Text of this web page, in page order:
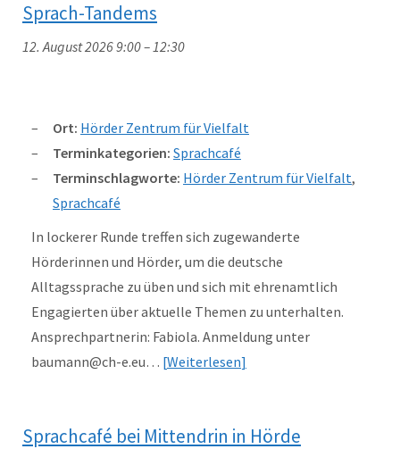
Sprach-Tandems
12. August 2026 9:00–12:30
Ort: Hörder Zentrum für Vielfalt
Terminkategorien: Sprachcafé
Terminschlagworte: Hörder Zentrum für Vielfalt,
Sprachcafé
In lockerer Runde treffen sich zugewanderte
Hörderinnen und Hörder, um die deutsche
Alltagssprache zu üben und sich mit ehrenamtlich
Engagierten über aktuelle Themen zu unterhalten.
Ansprechpartnerin: Fabiola. Anmeldung unter
baumann@ch-e.eu… Weiterlesen
Sprachcafé bei Mittendrin in Hörde